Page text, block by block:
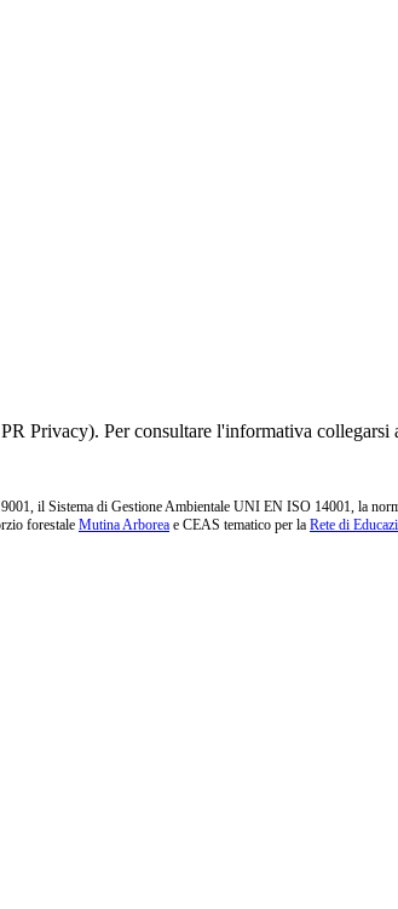
Privacy). Per consultare l'informativa collegarsi
il Sistema di Gestione Ambientale UNI EN ISO 14001, la
forestale Mutina Arborea e CEAS tematico per la Rete di